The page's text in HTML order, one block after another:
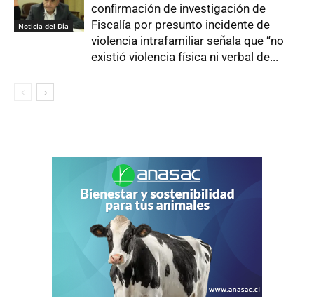
Noticia del Día
confirmación de investigación de
Fiscalía por presunto incidente de
violencia intrafamiliar señala que “no
existió violencia física ni verbal de...